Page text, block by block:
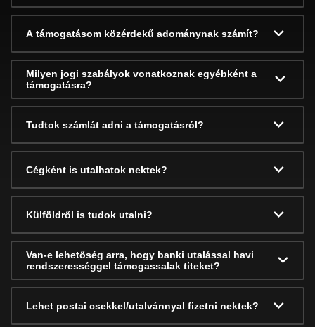
A támogatásom közérdekű adománynak számít?
Milyen jogi szabályok vonatkoznak egyébként a
támogatásra?
Tudtok számlát adni a támogatásról?
Cégként is utalhatok nektek?
Külföldről is tudok utalni?
Van-e lehetőség arra, hogy banki utalással havi
rendszerességgel támogassalak titeket?
Lehet postai csekkel/utalvánnyal fizetni nektek?